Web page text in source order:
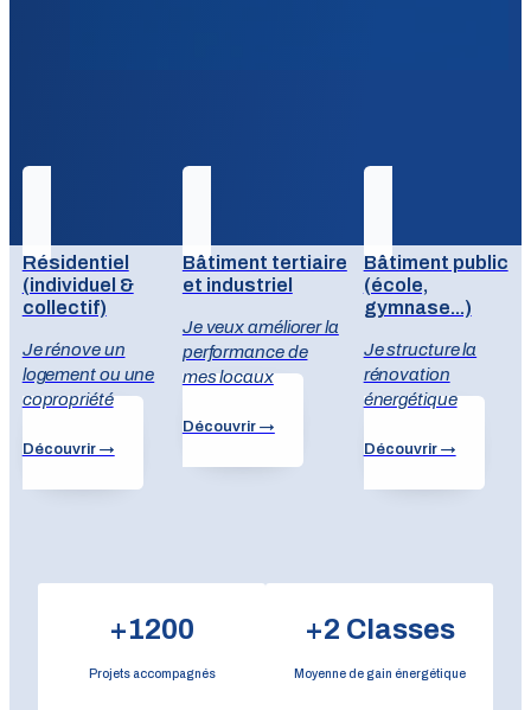
Un accompagnement adapté à votre
Résidentiel
(individuel &
collectif)
Je rénove un
logement ou une
copropriété
Découvrir →
Bâtiment tertiaire
et industriel
Je veux améliorer la
performance de
mes locaux
Découvrir →
Bâtiment public
(école,
gymnase...)
Je structure la
rénovation
énergétique
Découvrir →
+1200
Projets accompagnés
+2Classes
Moyenne de gain énergétique